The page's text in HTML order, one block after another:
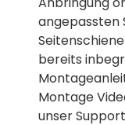
angepassten
bereits
Montage
unser